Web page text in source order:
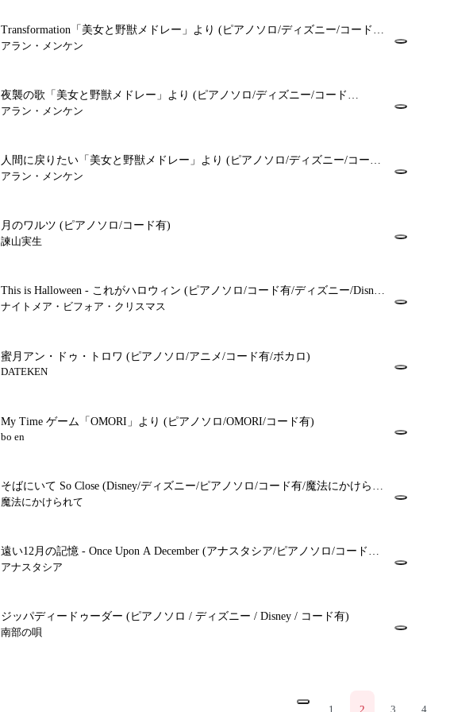
Transformation「美女と野獣メドレー」より (ピアノソロ/ディズニー/コード
有/Disney)
アラン・メンケン
夜襲の歌「美女と野獣メドレー」より (ピアノソロ/ディズニー/コード
有/Disney)
アラン・メンケン
人間に戻りたい「美女と野獣メドレー」より (ピアノソロ/ディズニー/コード
有/Disney)
アラン・メンケン
月のワルツ (ピアノソロ/コード有)
諫山実生
This is Halloween - これがハロウィン (ピアノソロ/コード有/ディズニー/Disney/
ハロウィーン)
ナイトメア・ビフォア・クリスマス
蜜月アン・ドゥ・トロワ (ピアノソロ/アニメ/コード有/ボカロ)
DATEKEN
My Time ゲーム「OMORI」より (ピアノソロ/OMORI/コード有)
bo en
そばにいて So Close (Disney/ディズニー/ピアノソロ/コード有/魔法にかけられ
て)
魔法にかけられて
遠い12月の記憶 - Once Upon A December (アナスタシア/ピアノソロ/コード有/
映画/ミュージカル)
アナスタシア
ジッパディードゥーダー (ピアノソロ / ディズニー / Disney / コード有)
南部の唄
1 2 3 4